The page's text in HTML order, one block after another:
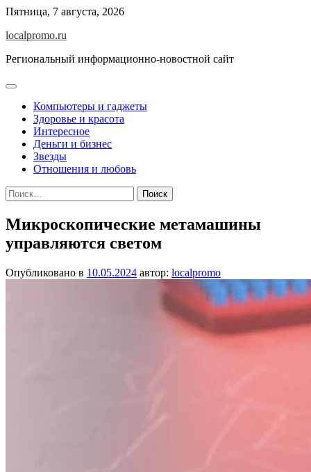
Перейти
содержимому
Пятница, 7 августа, 2026
localpromo.ru
Региональный информационно-новостной сайт
Компьютеры и гаджеты
Здоровье и красота
Интересное
Деньги и бизнес
Звезды
Отношения и любовь
Найти:
Микроскопические метамашины
управляются светом
Опубликовано в 10.05.2024 автор: localpromo